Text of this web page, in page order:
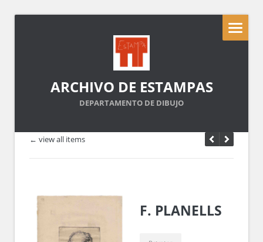
ARCHIVO DE ESTAMPAS
DEPARTAMENTO DE DIBUJO
← view all items
F. PLANELLS